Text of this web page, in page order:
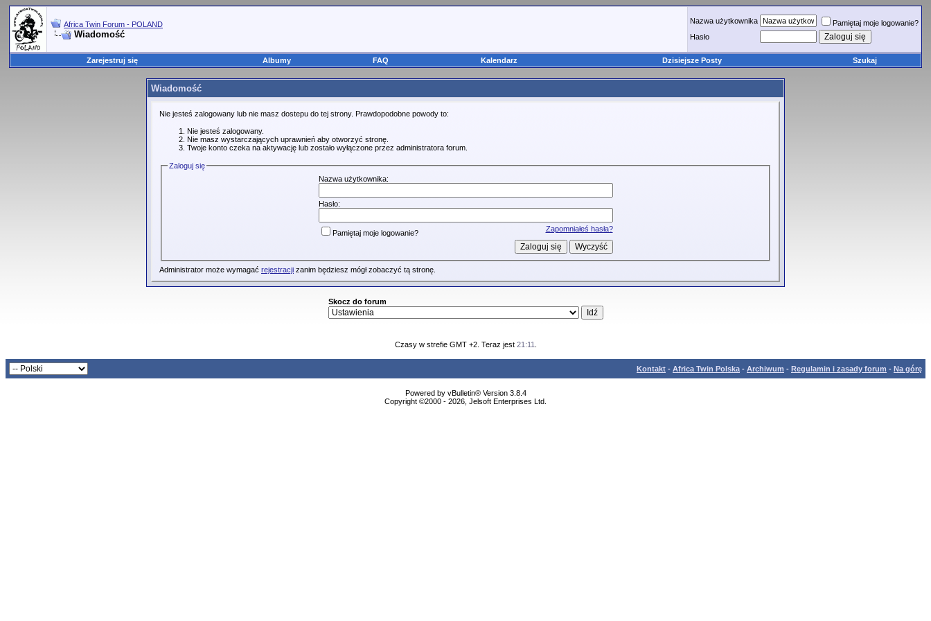
Africa Twin Forum - POLAND
Wiadomość
Nazwa użytkownika
Pamiętaj moje logowanie?
Hasło
Zarejestruj się Albumy FAQ Kalendarz Dzisiejsze Posty Szukaj
Wiadomość
Nie jesteś zalogowany lub nie masz dostepu do tej strony. Prawdopodobne powody to:
Nie jesteś zalogowany.
Nie masz wystarczających uprawnień aby otworzyć stronę.
Twoje konto czeka na aktywację lub zostało wyłączone przez administratora forum.
Zaloguj się
Nazwa użytkownika:
Hasło:
Zapomniałeś hasła?
Pamiętaj moje logowanie?
Administrator może wymagać rejestracji zanim będziesz mógł zobaczyć tą stronę.
Skocz do forum
Czasy w strefie GMT +2. Teraz jest 21:11
Kontakt - Africa Twin Polska - Archiwum - Regulamin i zasady forum - Na górę
Powered by vBulletin® Version 3.8.4
Copyright ©2000 - 2026, Jelsoft Enterprises Ltd.